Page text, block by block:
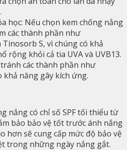
học: Nếu chọn kem chống nắng
các thành phần như
Tinosorb S, vì chúng có khả
rộng khỏi cả tia UVA và UVB13.
các thành phần như
khả năng gây kích ứng.
nắng có chỉ số SPF tối thiểu từ
bảo bảo vệ tốt trước ánh nắng
hơn sẽ cung cấp mức độ bảo vệ
trong những ngày nắng gắt.